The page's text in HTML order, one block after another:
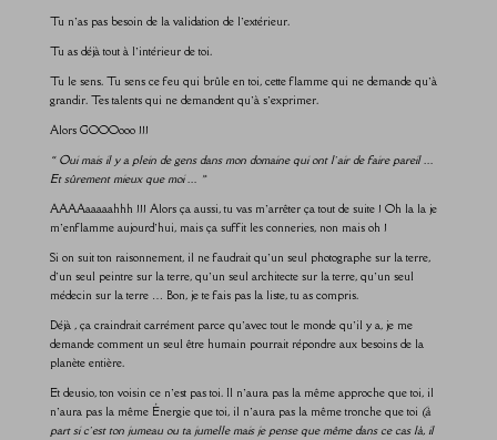
Tu n’as pas besoin de la validation de l’extérieur.
Tu as déjà tout à l’intérieur de toi.
Tu le sens. Tu sens ce feu qui brûle en toi, cette flamme qui ne demande qu’à
grandir. Tes talents qui ne demandent qu’à s’exprimer.
Alors GOOOooo !!!
« Oui mais il y a plein de gens dans mon domaine qui ont l’air de faire pareil …
Et sûrement mieux que moi … »
AAAAaaaaahhh !!! Alors ça aussi, tu vas m’arrêter ça tout de suite ! Oh la la je
m’enflamme aujourd’hui, mais ça suffit les conneries, non mais oh !
Si on suit ton raisonnement, il ne faudrait qu’un seul photographe sur la terre,
d’un seul peintre sur la terre, qu’un seul architecte sur la terre, qu’un seul
médecin sur la terre … Bon, je te fais pas la liste, tu as compris.
Déjà , ça craindrait carrément parce qu’avec tout le monde qu’il y a, je me
demande comment un seul être humain pourrait répondre aux besoins de la
planète entière.
Et deusio, ton voisin ce n’est pas toi. Il n’aura pas la même approche que toi, il
n’aura pas la même Énergie que toi, il n’aura pas la même tronche que toi (à
part si c’est ton jumeau ou ta jumelle mais je pense que même dans ce cas là, il